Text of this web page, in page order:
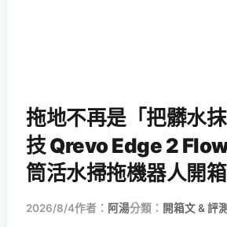
拖地不再是「把髒水
技 Qrevo Edge 2
筒活水掃拖機器人開
2026/8/4作者： 阿湯分類： 開箱文 & 評測